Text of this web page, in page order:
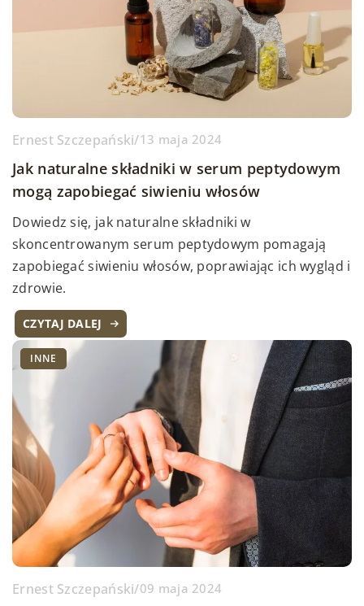
Ernest Szczepański/13 maja 2024
Jak naturalne składniki w serum peptydowym
mogą zapobiegać siwieniu włosów
Dowiedz się, jak naturalne składniki w
skoncentrowanym serum peptydowym pomagają
zapobiegać siwieniu włosów, poprawiając ich wygląd i
zdrowie.
CZYTAJ DALEJ
INNE
Ernest Szczepański/09 maja 2024